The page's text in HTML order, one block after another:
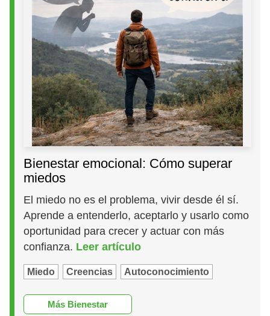
Bienestar emocional: Cómo superar
miedos
El miedo no es el problema, vivir desde él sí.
Aprende a entenderlo, aceptarlo y usarlo como
oportunidad para crecer y actuar con más
confianza. Leer artículo
Miedo Creencias Autoconocimiento
Más Bienestar